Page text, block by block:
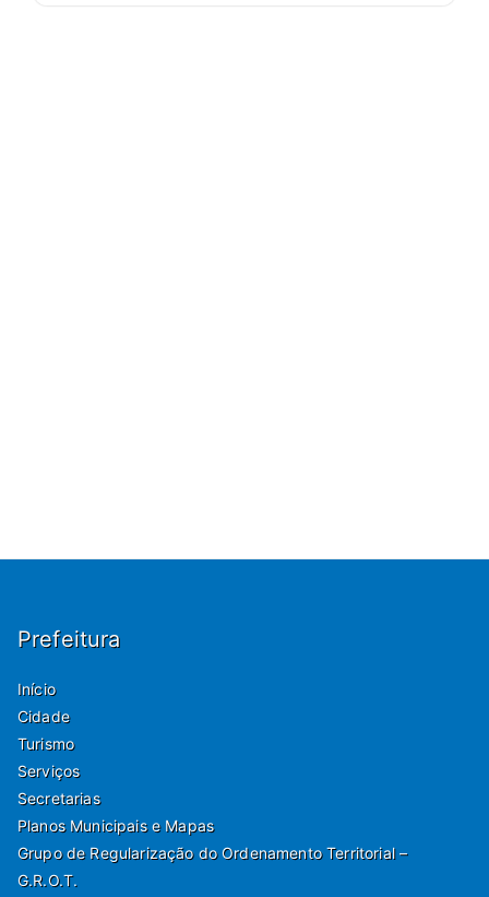
Prefeitura
Início
Cidade
Turismo
Serviços
Secretarias
Planos Municipais e Mapas
Grupo de Regularização do Ordenamento Territorial –
G.R.O.T.